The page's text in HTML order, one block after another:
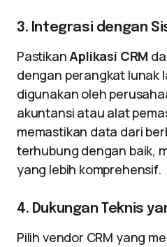
3. Integrasi dengan
PastikanAplikasi CRM
dengan perangkat lunak
digunakan oleh
akuntansi atau alat
memastikan data dari
terhubung dengan baik,
yang lebih komprehensif.
4. Dukungan Teknis
Pilih vendor CRM yang